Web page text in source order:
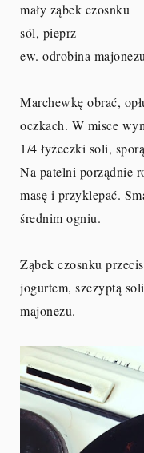
mały ząbek czosnku
sól, pieprz
ew. odrobina
Marchewkę obrać,
oczkach. W misce
1/4 łyżeczki soli,
Na patelni porządnie
masę i przyklepać.
średnim ogniu.
Ząbek czosnku
jogurtem, szczyptą
majonezu.